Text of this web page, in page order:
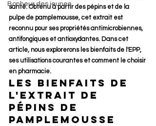
Bonheur des jeunes
santé. Obtenu à partir des pépins et de la
pulpe de pamplemousse, cet extrait est
reconnu pour ses propriétés antimicrobiennes,
antifongiques et antioxydantes. Dans cet
article, nous explorerons les bienfaits de l'EPP,
ses utilisations courantes et comment le choisir
en pharmacie.
Les Bienfaits de
l'Extrait de
Pépins de
Pamplemousse